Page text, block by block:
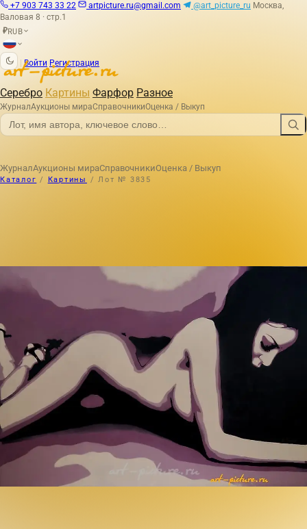
+7 903 743 33 22 artpicture.ru@gmail.com @art_picture_ru Москва,
Валовая 8 · стр.1
₽RUB
Войти Регистрация
Серебро Картины Фарфор Разное
ЖурналАукционы мираСправочникиОценка / Выкуп
ЖурналАукционы мираСправочникиОценка / Выкуп
Каталог / Картины / Лот № 3835